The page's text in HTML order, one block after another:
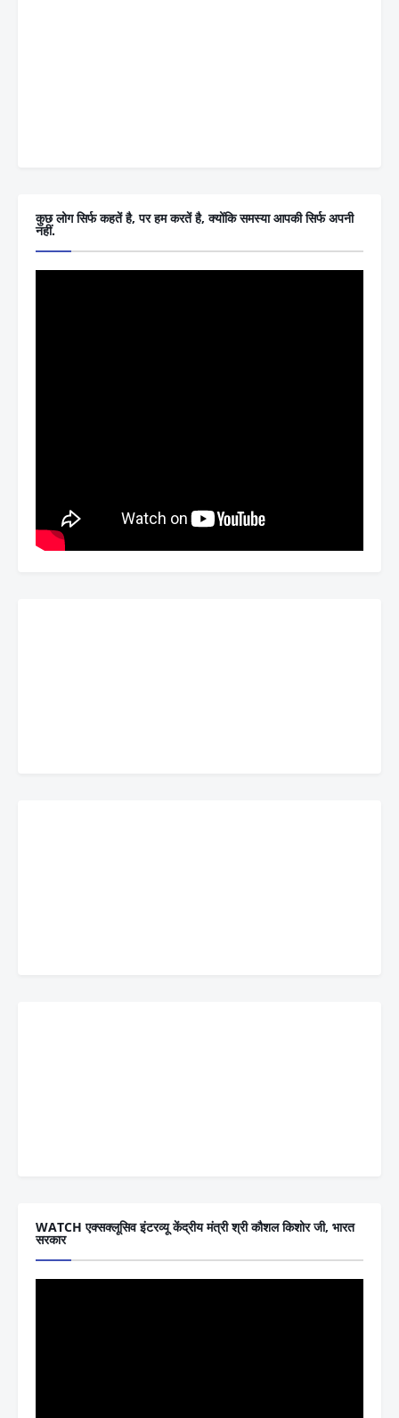
कुछ लोग सिर्फ कहतें है, पर हम करतें है, क्योंकि समस्या आपकी सिर्फ अपनी
नहीं.
WATCH एक्सक्लूसिव इंटरव्यू केंद्रीय मंत्री श्री कौशल किशोर जी, भारत
सरकार